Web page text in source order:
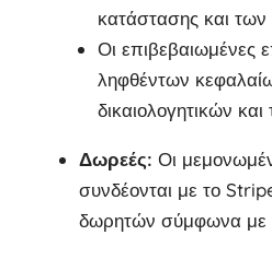
κατάστασης και
Οι επιβεβαιωμένες
ληφθέντων
δικαιολογητικών
Δωρεές: Οι
συνδέονται με το
δωρητών σύμφωνα με